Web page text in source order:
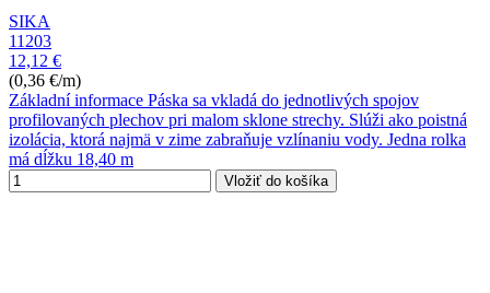
SIKA
11203
12,12 €
(0,36 €/m)
Základní informace Páska sa vkladá do jednotlivých spojov
profilovaných plechov pri malom sklone strechy. Slúži ako poistná
izolácia, ktorá najmä v zime zabraňuje vzlínaniu vody. Jedna rolka
má dĺžku 18,40 m
Vložiť do košíka